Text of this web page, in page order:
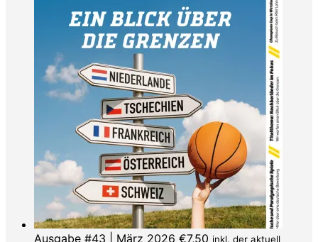
Ausgabe #43 | März 2026 €7,50 inkl. der aktuell